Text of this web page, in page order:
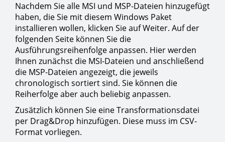
Nachdem Sie alle MSI und MSP-Dateien hinzugefügt
haben, die Sie mit diesem Windows Paket
installieren wollen, klicken Sie auf Weiter. Auf der
folgenden Seite können Sie die
Ausführungsreihenfolge anpassen. Hier werden
Ihnen zunächst die MSI-Dateien und anschließend
die MSP-Dateien angezeigt, die jeweils
chronologisch sortiert sind. Sie können die
Reiherfolge aber auch beliebig anpassen.
Zusätzlich können Sie eine Transformationsdatei
per Drag&Drop hinzufügen. Diese muss im CSV-
Format vorliegen.